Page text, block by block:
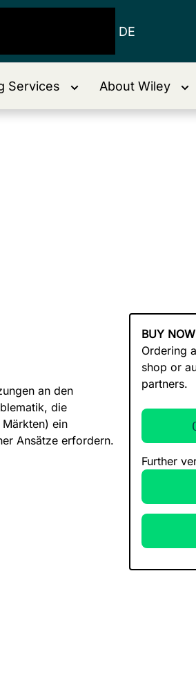
DE
Services About Wiley
an den
die
ein
Ansätze erfordern.
BUY NOW
Ordering
shop or
partners.
Further